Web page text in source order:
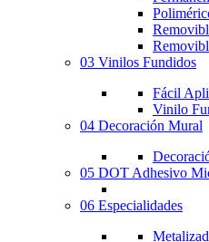
03 Vinilos Fundidos
Fácil
Vinilo
04 Decoración Mural
05 DOT Adhesivo
06 Especialidades